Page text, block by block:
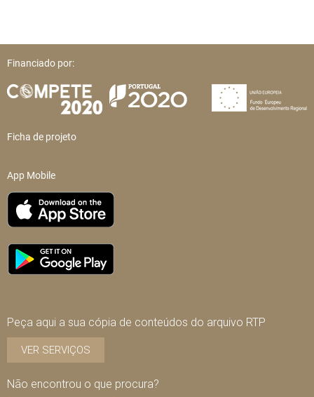
Financiado por:
Ficha de projeto
App Mobile
Peça aqui a sua cópia de conteúdos do arquivo RTP
VER SERVIÇOS
Não encontrou o que procura?